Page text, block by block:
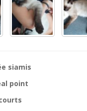
siamis
point